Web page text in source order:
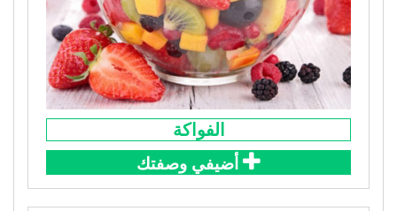
الفواكة
أضيفي وصفتك